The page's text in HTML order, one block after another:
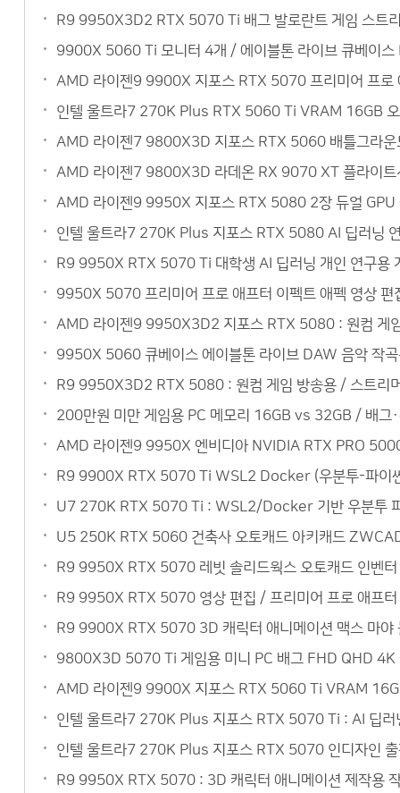
R9 9950X3D2 RTX 5070 Ti 배그 발로란트 게임 스트
9900X 5060 Ti 모니터 4개 / 에이블톤 라이브 큐베이스
AMD 라이젠9 9900X 지포스 RTX 5070 프리미어 프로
인텔 울트라7 270K Plus RTX 5060 Ti VRAM 16GB 오
AMD 라이젠7 9800X3D 지포스 RTX 5060 배틀그라운
AMD 라이젠7 9800X3D 라데온 RX 9070 XT 플라이트
AMD 라이젠9 9950X 지포스 RTX 5080 2장 듀얼 GPU
인텔 울트라7 270K Plus 지포스 RTX 5080 AI 딥러닝
R9 9950X RTX 5070 Ti 대학생 AI 딥러닝 개인 연구용
9950X 5070 프리미어 프로 애프터 이펙트 애펙 영상 편
AMD 라이젠9 9950X3D2 지포스 RTX 5080 : 원컴 게
9950X 5060 큐베이스 에이블톤 라이브 DAW 음악 작
R9 9950X3D2 RTX 5080 : 원컴 게임 방송용 / 스트리
200만원 미만 게임용 PC 메모리 16GB vs 32GB / 배그
AMD 라이젠9 9950X 엔비디아 NVIDIA RTX PRO
R9 9900X RTX 5070 Ti WSL2 Docker (우분투-파이
U7 270K RTX 5070 Ti : WSL2/Docker 기반 우분투 파
U5 250K RTX 5060 건축사 오토캐드 아키캐드
R9 9950X RTX 5070 레빗 솔리드웍스 오토캐드 인벤
R9 9950X RTX 5070 영상 편집 / 프리미어 프로 애프터
R9 9900X RTX 5070 3D 캐릭터 애니메이션 맥스 마야
9800X3D 5070 Ti 게임용 미니 PC 배그 FHD QHD 4K
AMD 라이젠9 9900X 지포스 RTX 5060 Ti VRAM
인텔 울트라7 270K Plus 지포스 RTX 5070 Ti : AI 딥러
인텔 울트라7 270K Plus 지포스 RTX 5070 인디자인
R9 9950X RTX 5070 : 3D 캐릭터 애니메이션 제작용